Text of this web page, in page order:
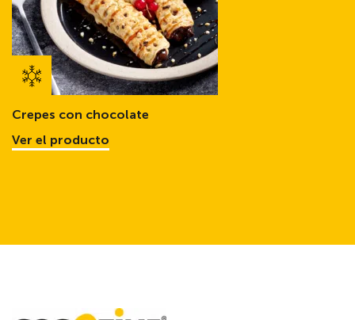
Crepes con chocolate
Ver el producto